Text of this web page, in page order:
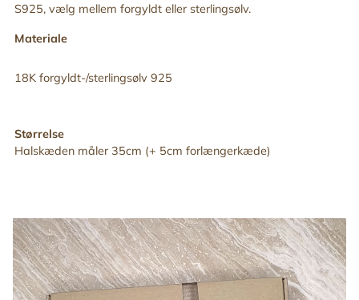
S925, vælg mellem forgyldt eller sterlingsølv.
Materiale
18K forgyldt-/sterlingsølv 925
Størrelse
Halskæden måler 35cm (+ 5cm forlængerkæde)